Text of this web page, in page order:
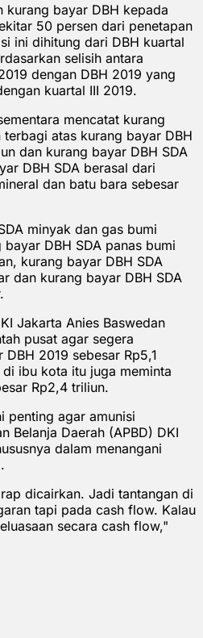
kurang bayar DBH kepada
50 persen dari penetapan
ini dihitung dari DBH kuartal
selisih antara
dengan DBH 2019 yang
kuartal III 2019.
mencatat kurang
terbagi atas kurang bayar DBH
dan kurang bayar DBH SDA
DBH SDA berasal dari
dan batu bara sebesar
minyak dan gas bumi
DBH SDA panas bumi
kurang bayar DBH SDA
dan kurang bayar DBH SDA
Jakarta Anies Baswedan
pusat agar segera
2019 sebesar Rp5,1
ibu kota itu juga meminta
Rp2,4 triliun.
penting agar amunisi
Belanja Daerah (APBD) DKI
dalam menangani
dicairkan. Jadi tantangan di
tapi pada cash flow. Kalau
secara cash flow,"